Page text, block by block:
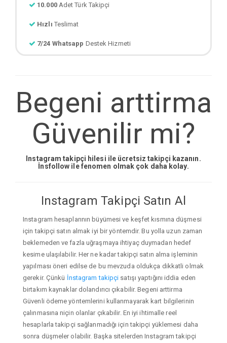
10.000 Adet Türk Takipçi
Hızlı Teslimat
7/24 Whatsapp Destek Hizmeti
Begeni arttirma
Güvenilir mi?
Instagram takipçi hilesi ile ücretsiz takipçi kazanın.
İnsfollow ile fenomen olmak çok daha kolay.
Instagram Takipçi Satın Al
Instagram hesaplarının büyümesi ve keşfet kısmına düşmesi
için takipçi satın almak iyi bir yöntemdir. Bu yolla uzun zaman
beklemeden ve fazla uğraşmaya ihtiyaç duymadan hedef
kesime ulaşılabilir. Her ne kadar takipçi satın alma işleminin
yapılması öneri edilse de bu mevzuda oldukça dikkatli olmak
gerekir. Çünkü İnstagram takipçi satışı yaptığını iddia eden
birtakım kaynaklar dolandırıcı çıkabilir. Begeni arttirma
Güvenli ödeme yöntemlerini kullanmayarak kart bilgilerinin
çalınmasına niçin olanlar çıkabilir. En iyi ihtimalle reel
hesaplarla takipçi sağlanmadığı için takipçi yüklemesi daha
sonra düşmeler olabilir. Başka sitelerden Instagram takipçi